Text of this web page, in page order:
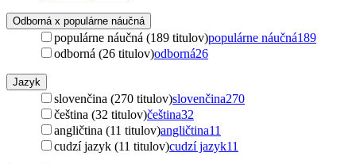
Odborná x populárne náučná
populárne náučná (189 titulov)populárne náučná189
odborná (26 titulov)odborná26
Jazyk
slovenčina (270 titulov)slovenčina270
čeština (32 titulov)čeština32
angličtina (11 titulov)angličtina11
cudzí jazyk (11 titulov)cudzí jazyk11